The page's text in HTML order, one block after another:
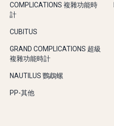
COMPLICATIONS 複雜功能時
計
CUBITUS
GRAND COMPLICATIONS 超級
複雜功能時計
NAUTILUS 鸚鵡螺
PP-其他